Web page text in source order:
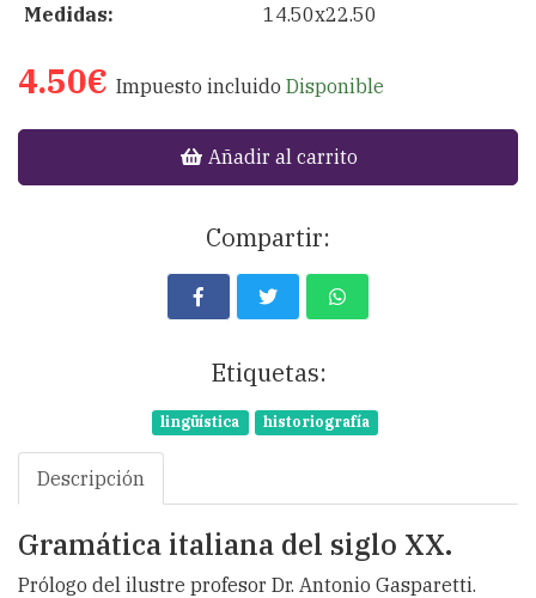
Medidas:
14.50x22.50
4.50€ Impuesto incluido Disponible
Añadir al carrito
Compartir:
Etiquetas:
lingüística historiografía
Descripción
Gramática italiana del siglo XX.
Prólogo del ilustre profesor Dr. Antonio Gasparetti.